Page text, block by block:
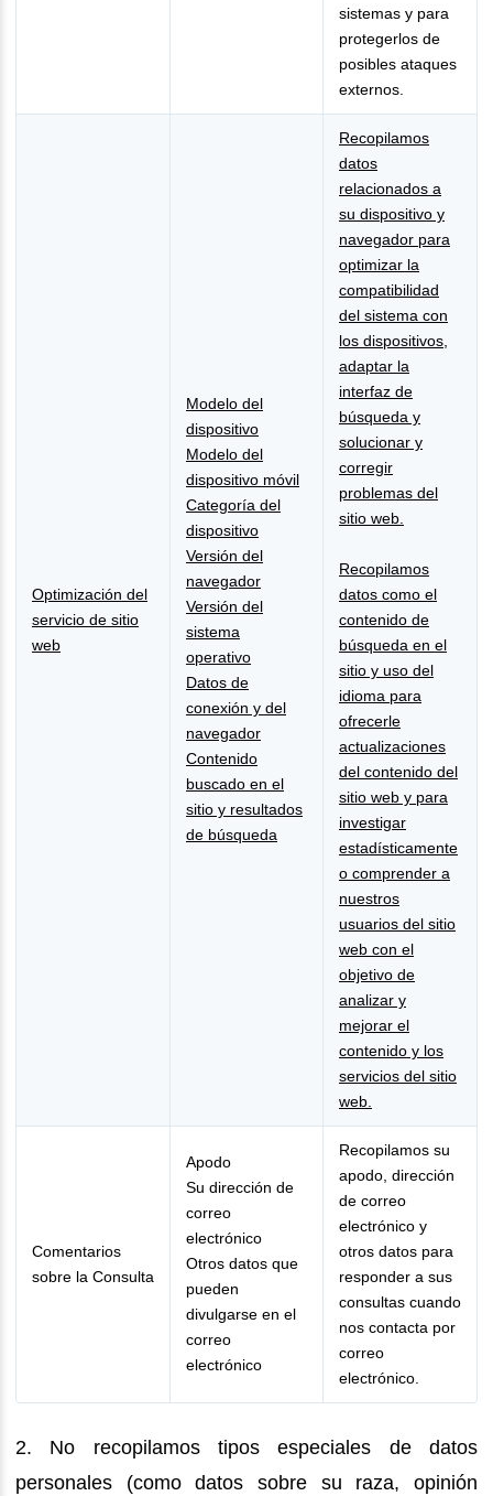
sistemas y para
protegerlos de
posibles ataques
externos.
Optimización del
servicio de sitio
web
Modelo del
dispositivo
Modelo del
dispositivo móvil
Categoría del
dispositivo
Versión del
navegador
Versión del
sistema
operativo
Datos de
conexión y del
navegador
Contenido
buscado en el
sitio y resultados
de búsqueda
Recopilamos
datos
relacionados a
su dispositivo y
navegador para
optimizar la
compatibilidad
del sistema con
los dispositivos,
adaptar la
interfaz de
búsqueda y
solucionar y
corregir
problemas del
sitio web.
Recopilamos
datos como el
contenido de
búsqueda en el
sitio y uso del
idioma para
ofrecerle
actualizaciones
del contenido del
sitio web y para
investigar
estadísticamente
o comprender a
nuestros
usuarios del sitio
web con el
objetivo de
analizar y
mejorar el
contenido y los
servicios del sitio
web.
Comentarios
sobre la Consulta
Apodo
Su dirección de
correo
electrónico
Otros datos que
pueden
divulgarse en el
correo
electrónico
Recopilamos su
apodo, dirección
de correo
electrónico y
otros datos para
responder a sus
consultas cuando
nos contacta por
correo
electrónico.
2. No recopilamos tipos especiales de datos
personales (como datos sobre su raza, opinión